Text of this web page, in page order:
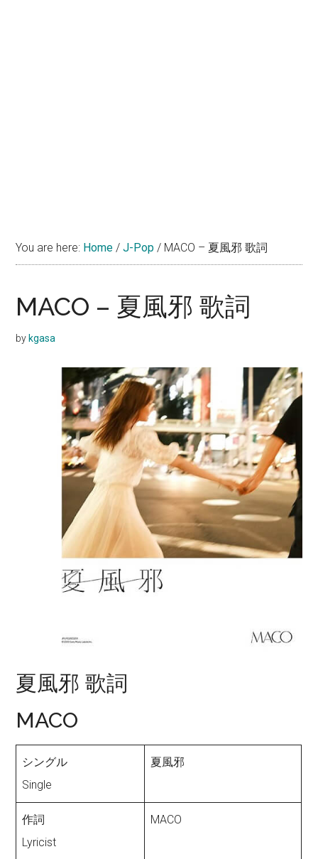
You are here: Home / J-Pop / MACO – 夏風邪 歌詞
MACO – 夏風邪 歌詞
by kgasa
夏風邪 歌詞
MACO
シングル
Single
夏風邪
作詞
Lyricist
MACO